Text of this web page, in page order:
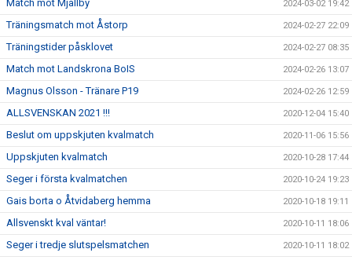
Match mot Mjällby 2024-03-02 19:42
Träningsmatch mot Åstorp 2024-02-27 22:09
Träningstider påsklovet 2024-02-27 08:35
Match mot Landskrona BoIS 2024-02-26 13:07
Magnus Olsson - Tränare P19 2024-02-26 12:59
ALLSVENSKAN 2021 !!! 2020-12-04 15:40
Beslut om uppskjuten kvalmatch 2020-11-06 15:56
Uppskjuten kvalmatch 2020-10-28 17:44
Seger i första kvalmatchen 2020-10-24 19:23
Gais borta o Åtvidaberg hemma 2020-10-18 19:11
Allsvenskt kval väntar! 2020-10-11 18:06
Seger i tredje slutspelsmatchen 2020-10-11 18:02